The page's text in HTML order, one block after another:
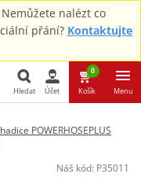
nalézt co
přání? Kontaktujte
Hledat
Hledat Účet
0
Košík Menu
POWERHOSEPLUS
Náš kód: P35011